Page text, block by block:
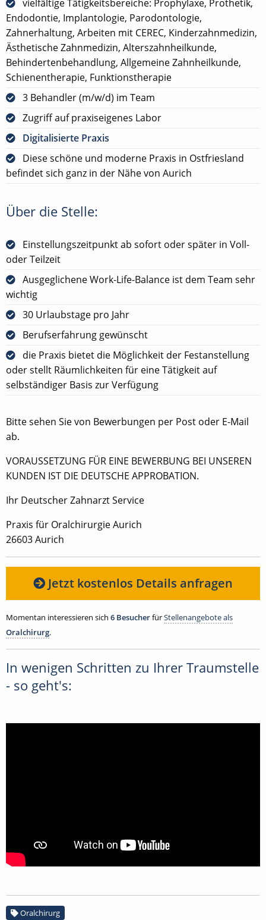
vielfältige Tätigkeitsbereiche: Prophylaxe, Prothetik,
Endodontie, Implantologie, Parodontologie,
Zahnerhaltung, Arbeiten mit CEREC, Kinderzahnmedizin,
Ästhetische Zahnmedizin, Alterszahnheilkunde,
Behindertenbehandlung, Allgemeine Zahnheilkunde,
Schienentherapie, Funktionstherapie
3 Behandler (m/w/d) im Team
Zugriff auf praxiseigenes Labor
Digitalisierte Praxis
Diese schöne und moderne Praxis in Ostfriesland
befindet sich ganz in der Nähe von Aurich
Über die Stelle:
Einstellungszeitpunkt ab sofort oder später in Voll-
oder Teilzeit
Ausgeglichene Work-Life-Balance ist dem Team sehr
wichtig
30 Urlaubstage pro Jahr
Berufserfahrung gewünscht
die Praxis bietet die Möglichkeit der Festanstellung
oder stellt Räumlichkeiten für eine Tätigkeit auf
selbständiger Basis zur Verfügung
Bitte sehen Sie von Bewerbungen per Post oder E-Mail
ab.
VORAUSSETZUNG FÜR EINE BEWERBUNG BEI UNSEREN
KUNDEN IST DIE DEUTSCHE APPROBATION.
Ihr Deutscher Zahnarzt Service
Praxis für Oralchirurgie Aurich
26603 Aurich
Jetzt kostenlos Details anfragen
Momentan interessieren sich 6 BesucherfürStellenangebote als
Oralchirurg.
In wenigen Schritten zu Ihrer Traumstelle
- so geht's:
Oralchirurg